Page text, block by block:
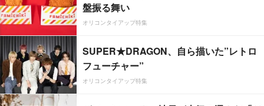
盤振る舞い
オリコンタイアップ特集
SUPER★DRAGON、自ら描いた”レトロ
フューチャー”
オリコンタイアップ特集